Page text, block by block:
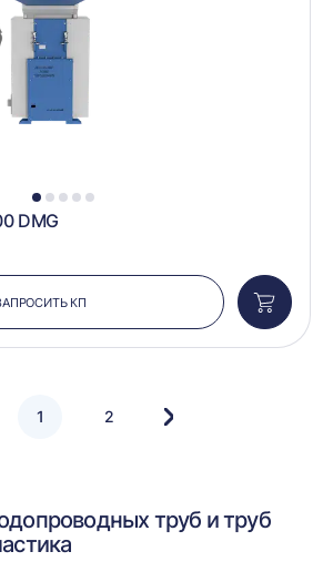
1 2 3 4 5
DMG
КП
в
1 2
Следующая
труб и труб